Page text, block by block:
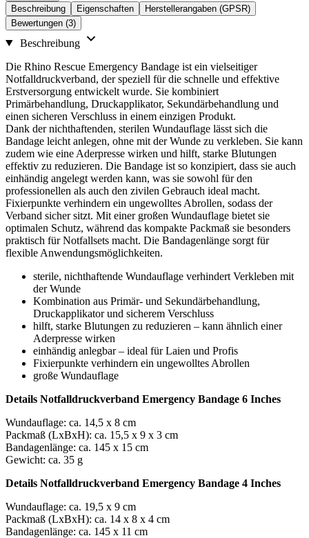
Beschreibung Eigenschaften
Herstellerangaben (GPSR)
Bewertungen (3)
Beschreibung
Die Rhino Rescue Emergency Bandage ist ein vielseitiger
Notfalldruckverband, der speziell für die schnelle und effektive
Erstversorgung entwickelt wurde. Sie kombiniert
Primärbehandlung, Druckapplikator, Sekundärbehandlung und
einen sicheren Verschluss in einem einzigen Produkt.
Dank der nichthaftenden, sterilen Wundauflage lässt sich die
Bandage leicht anlegen, ohne mit der Wunde zu verkleben. Sie kann
zudem wie eine Aderpresse wirken und hilft, starke Blutungen
effektiv zu reduzieren. Die Bandage ist so konzipiert, dass sie auch
einhändig angelegt werden kann, was sie sowohl für den
professionellen als auch den zivilen Gebrauch ideal macht.
Fixierpunkte verhindern ein ungewolltes Abrollen, sodass der
Verband sicher sitzt. Mit einer großen Wundauflage bietet sie
optimalen Schutz, während das kompakte Packmaß sie besonders
praktisch für Notfallsets macht. Die Bandagenlänge sorgt für
flexible Anwendungsmöglichkeiten.
sterile, nichthaftende Wundauflage verhindert Verkleben mit
der Wunde
Kombination aus Primär- und Sekundärbehandlung,
Druckapplikator und sicherem Verschluss
hilft, starke Blutungen zu reduzieren – kann ähnlich einer
Aderpresse wirken
einhändig anlegbar – ideal für Laien und Profis
Fixierpunkte verhindern ein ungewolltes Abrollen
große Wundauflage
Details Notfalldruckverband Emergency Bandage 6 Inches
Wundauflage: ca. 14,5 x 8 cm
Packmaß (LxBxH): ca. 15,5 x 9 x 3 cm
Bandagenlänge: ca. 145 x 15 cm
Gewicht: ca. 35 g
Details Notfalldruckverband Emergency Bandage 4 Inches
Wundauflage: ca. 19,5 x 9 cm
Packmaß (LxBxH): ca. 14 x 8 x 4 cm
Bandagenlänge: ca. 145 x 11 cm